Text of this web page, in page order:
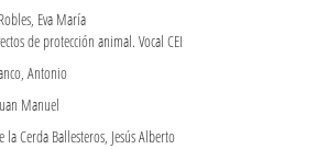
Eva María
de protección animal. Vocal CEI
Antonio
Manuel
la Cerda Ballesteros, Jesús Alberto